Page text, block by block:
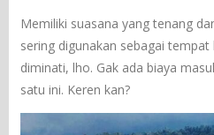
Memiliki suasana yang tenang
sering digunakan sebagai
diminati, lho. Gak ada biaya
satu ini. Keren kan?